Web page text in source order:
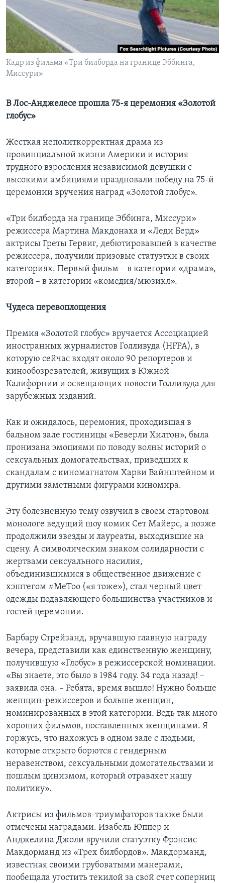
Learning English
СОЦИАЛЬНЫЕ СЕТИ
Кадр из фильма «Три билборда на границе Эббинга,
Миссури»
В Лос-Анджелесе прошла 75-я церемония «Золотой
глобус»
Жесткая неполиткорректная драма из
провинциальной жизни Америки и история
трудного взросления независимой девушки с
высокими амбициями праздновали победу на 75-й
церемонии вручения наград «Золотой глобус».
«Три билборда на границе Эббинга, Миссури»
режиссера Мартина Макдонаха и «Леди Берд»
актрисы Греты Гервиг, дебютировавшей в качестве
режиссера, получили призовые статуэтки в своих
категориях. Первый фильм – в категории «драма»,
второй – в категории «комедия/мюзикл».
Чудеса перевоплощения
Премия «Золотой глобус» вручается Ассоциацией
иностранных журналистов Голливуда (HFPA), в
которую сейчас входят около 90 репортеров и
кинообозревателей, живущих в Южной
Калифорнии и освещающих новости Голливуда для
зарубежных изданий.
Как и ожидалось, церемония, проходившая в
бальном зале гостиницы «Беверли Хилтон», была
пронизана эмоциями по поводу волны историй о
сексуальных домогательствах, приведших к
скандалам с киномагнатом Харви Вайнштейном и
другими заметными фигурами киномира.
Эту болезненную тему озвучил в своем стартовом
монологе ведущий шоу комик Сет Майерс, а позже
продолжили звезды и лауреаты, выходившие на
сцену. А символическим знаком солидарности с
жертвами сексуального насилия,
объединившимися в общественное движение с
хэштегом #MeToo («я тоже»), стал черный цвет
одежды подавляющего большинства участников и
гостей церемонии.
Барбару Стрейзанд, вручавшую главную награду
вечера, представили как единственную женщину,
получившую «Глобус» в режиссерской номинации.
«Вы знаете, это было в 1984 году. 34 года назад! –
заявила она. – Ребята, время вышло! Нужно больше
женщин-режиссеров и больше женщин,
номинированных в этой категории. Ведь так много
хороших фильмов, поставленных женщинами. Я
горжусь, что нахожусь в одном зале с людьми,
которые открыто борются с гендерным
неравенством, сексуальными домогательствами и
пошлым цинизмом, который отравляет нашу
политику».
Актрисы из фильмов-триумфаторов также были
отмечены наградами. Изабель Юппер и
Анджелина Джоли вручили статуэтку Фрэнсис
Макдорманд из «Трех билбордов». Макдорманд,
известная своими грубоватыми манерами,
пообещала угостить текилой за свой счет соперниц